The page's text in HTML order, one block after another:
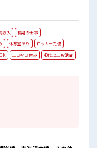
収入
長期の仕事
休憩室あり
ロッカー完備
土日祝日休み
40代以上も活躍
♪
！